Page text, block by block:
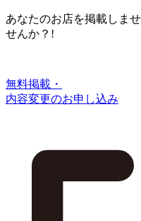
あなたのお店を掲載しま
せんか？!
無料掲載・
内容変更のお申し込み